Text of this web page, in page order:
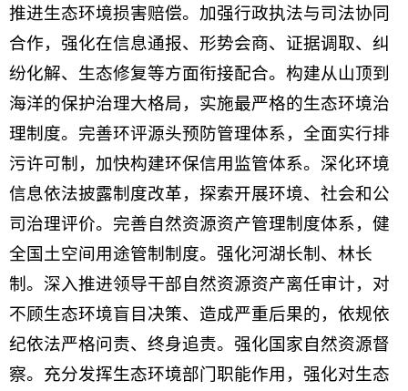
推进生态环境损害赔偿。加强行政执法与司法协同
合作，强化在信息通报、形势会商、证据调取、纠
纷化解、生态修复等方面衔接配合。构建从山顶到
海洋的保护治理大格局，实施最严格的生态环境治
理制度。完善环评源头预防管理体系，全面实行排
污许可制，加快构建环保信用监管体系。深化环境
信息依法披露制度改革，探索开展环境、社会和公
司治理评价。完善自然资源资产管理制度体系，健
全国土空间用途管制制度。强化河湖长制、林长
制。深入推进领导干部自然资源资产离任审计，对
不顾生态环境盲目决策、造成严重后果的，依规依
纪依法严格问责、终身追责。强化国家自然资源督
察。充分发挥生态环境部门职能作用，强化对生态